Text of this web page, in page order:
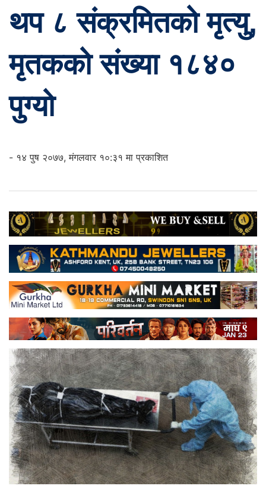
थप ८ संक्रमितको मृत्यु,
मृतकको संख्या १८४०
पुग्यो
- १४ पुष २०७७, मंगलवार १०:३१ मा प्रकाशित